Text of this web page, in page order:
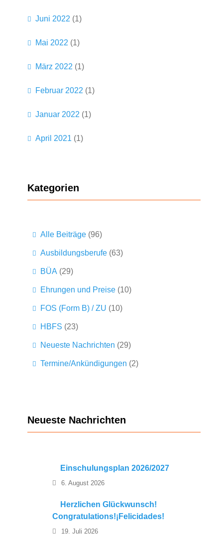
Juni 2022 (1)
Mai 2022 (1)
März 2022 (1)
Februar 2022 (1)
Januar 2022 (1)
April 2021 (1)
Kategorien
Alle Beiträge (96)
Ausbildungsberufe (63)
BÜA (29)
Ehrungen und Preise (10)
FOS (Form B) / ZU (10)
HBFS (23)
Neueste Nachrichten (29)
Termine/Ankündigungen (2)
Neueste Nachrichten
Einschulungsplan 2026/2027
6. August 2026
Herzlichen Glückwunsch!
Congratulations!¡Felicidades!
19. Juli 2026